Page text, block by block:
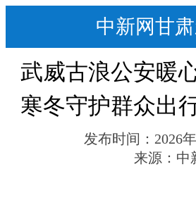
中新网甘
武威古浪公安暖
寒冬守护群众出
发布时间： 2026
来源： 中